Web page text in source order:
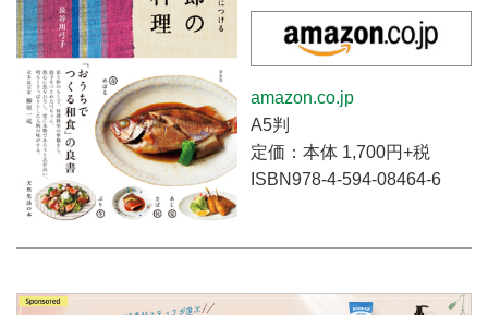
amazon.co.jp
A5判
定価：本体 1,700円+税
ISBN978-4-594-08464-6